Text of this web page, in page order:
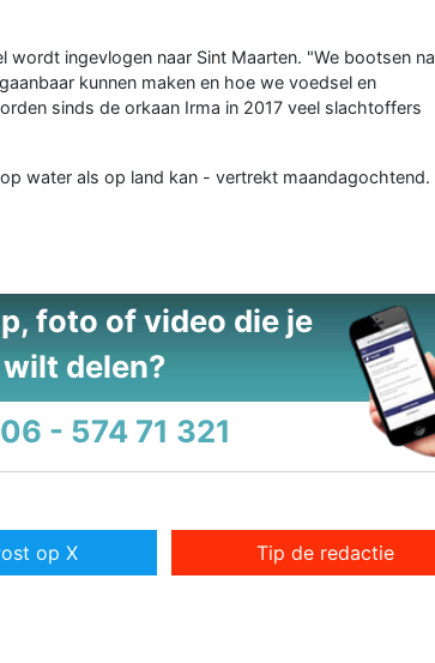
ingevlogen naar Sint Maarten. "We bootsen na
kunnen maken en hoe we voedsel en
sinds de orkaan Irma in 2017 veel slachtoffers
water als op land kan - vertrekt maandagochtend.
foto of video die je
delen?
06 - 574 71 321
op X Tip de redactie